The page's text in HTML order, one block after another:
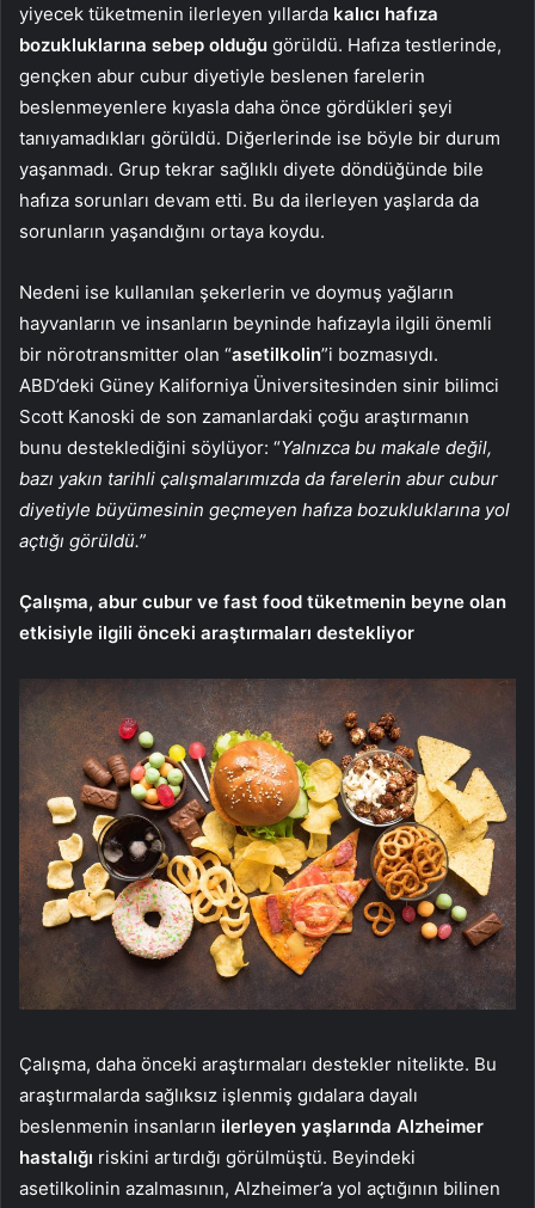
yiyecek tüketmenin ilerleyen yıllarda kalıcı hafıza
bozukluklarına sebep olduğu görüldü. Hafıza testlerinde,
gençken abur cubur diyetiyle beslenen farelerin
beslenmeyenlere kıyasla daha önce gördükleri şeyi
tanıyamadıkları görüldü. Diğerlerinde ise böyle bir durum
yaşanmadı. Grup tekrar sağlıklı diyete döndüğünde bile
hafıza sorunları devam etti. Bu da ilerleyen yaşlarda da
sorunların yaşandığını ortaya koydu.
Nedeni ise kullanılan şekerlerin ve doymuş yağların
hayvanların ve insanların beyninde hafızayla ilgili önemli
bir nörotransmitter olan “asetilkolin”i bozmasıydı.
ABD’deki Güney Kaliforniya Üniversitesinden sinir bilimci
Scott Kanoski de son zamanlardaki çoğu araştırmanın
bunu desteklediğini söylüyor: “Yalnızca bu makale değil,
bazı yakın tarihli çalışmalarımızda da farelerin abur cubur
diyetiyle büyümesinin geçmeyen hafıza bozukluklarına yol
açtığı görüldü.”
Çalışma, abur cubur ve fast food tüketmenin beyne olan
etkisiyle ilgili önceki araştırmaları destekliyor
Çalışma, daha önceki araştırmaları destekler nitelikte. Bu
araştırmalarda sağlıksız işlenmiş gıdalara dayalı
beslenmenin insanların ilerleyen yaşlarında Alzheimer
hastalığı riskini artırdığı görülmüştü. Beyindeki
asetilkolinin azalmasının, Alzheimer’a yol açtığının bilinen